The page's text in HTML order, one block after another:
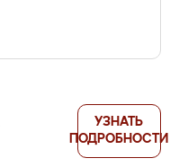
УЗНАТЬ
ПОДРОБНОСТИ